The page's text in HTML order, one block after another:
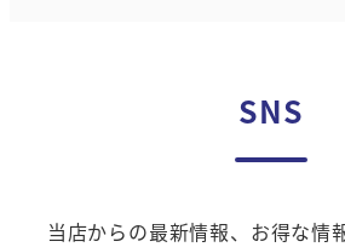
SNS
当店からの最新情報、お得な情